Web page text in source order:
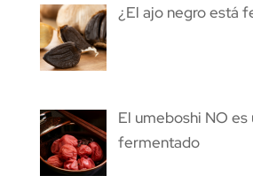
¿El ajo negro está
El umeboshi NO
fermentado